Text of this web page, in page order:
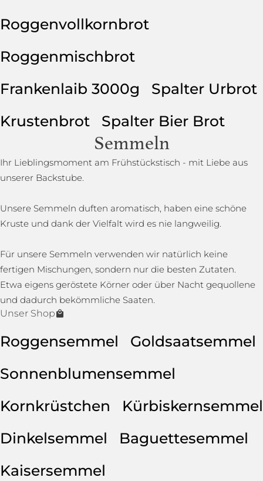
Roggenvollkornbrot
Roggenmischbrot
Frankenlaib 3000g
Spalter Urbrot
Krustenbrot
Spalter Bier Brot
Semmeln
Ihr Lieblingsmoment am Frühstückstisch - mit Liebe aus
unserer Backstube.
Unsere Semmeln duften aromatisch, haben eine schöne
Kruste und dank der Vielfalt wird es nie langweilig.
Für unsere Semmeln verwenden wir natürlich keine
fertigen Mischungen, sondern nur die besten Zutaten.
Etwa eigens geröstete Körner oder über Nacht gequollene
und dadurch bekömmliche Saaten.
Unser Shop
Roggensemmel
Goldsaatsemmel
Sonnenblumensemmel
Kornkrüstchen
Kürbiskernsemmel
Dinkelsemmel
Baguettesemmel
Kaisersemmel